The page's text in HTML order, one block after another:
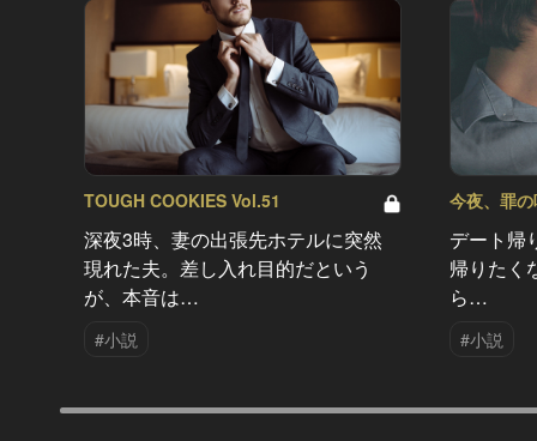
TOUGH COOKIES Vol.51
深夜3時、妻の出張先ホテルに突然
現れた夫。差し入れ目的だという
が、本音は…
#小説
今夜、罪
デート帰
帰りたく
ら…
#小説